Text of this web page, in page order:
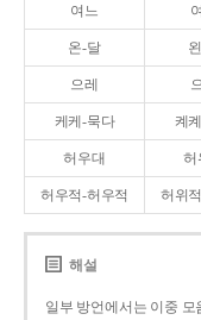
여느
온-달
으레
케케-묵다 켸
허우대 허
허우적-허우적 허위
해설
일부 방언에서는 이중 모